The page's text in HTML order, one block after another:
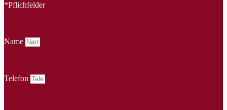
*Pflichfelder
Name
Telefon